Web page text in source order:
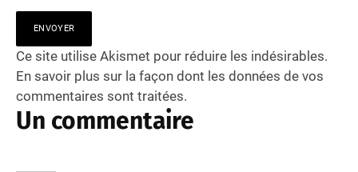
Ce site utilise Akismet pour réduire les indésirables.
En savoir plus sur la façon dont les données de vos
commentaires sont traitées.
Un commentaire